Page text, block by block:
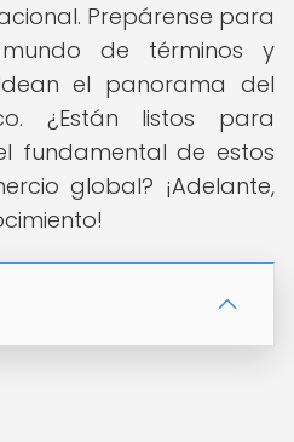
Prepárense para
de términos y
el panorama del
¿Están listos para
fundamental de estos
global? ¡Adelante,